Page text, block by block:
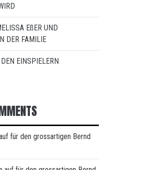
EßER UND
DER FAMILIE
EINSPIELERN
für den grossartigen Bernd